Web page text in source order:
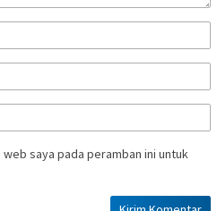
saya pada peramban ini untuk